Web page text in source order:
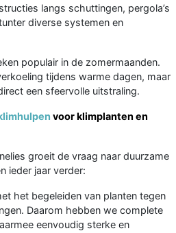
langs schuttingen, pergola’s
diverse systemen en
populair in de zomermaanden.
tijdens warme dagen, maar
een sfeervolle uitstraling.
voor klimplanten en
groeit de vraag naar duurzame
ieder jaar verder:
het begeleiden van planten tegen
Daarom hebben we complete
eenvoudig sterke en